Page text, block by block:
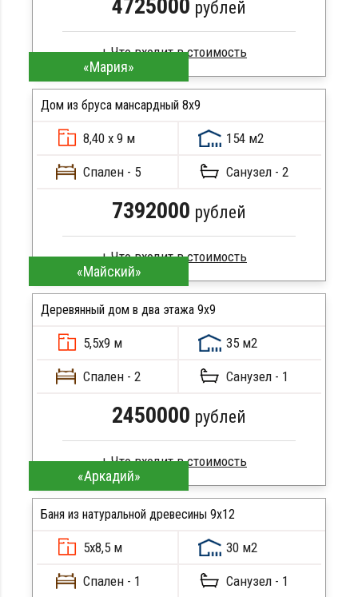
4725000 рублей
Брус камерной сушки
Стропила, балки 50х200 мм
Метизы, саморезы, гвозди
Сборка на березовые нагеля, джут
Металлические сваи 108 диаметр
ПОДРОБНЕЕ
«Мария»
Дом из бруса мансардный 8x9
8,40 х 9 м 154 м2
Спален - 5 Санузел - 2
7392000 рублей
Брус естественной влажности
Стропила, балки 50х200 мм
Метизы, саморезы, гвозди
Сборка на березовые нагеля, джут
Металлические сваи 108 диаметр
ПОДРОБНЕЕ
«Майский»
Деревянный дом в два этажа 9x9
5,5х9 м 35 м2
Спален - 2 Санузел - 1
2450000 рублей
Профилированный брус
Стропила, балки 50х200 мм
Метизы, саморезы, гвозди
Сборка на березовые нагеля, джут
Металлические сваи 108 диаметр
ПОДРОБНЕЕ
«Аркадий»
Баня из натуральной древесины 9х12
5х8,5 м 30 м2
Спален - 1 Санузел - 1